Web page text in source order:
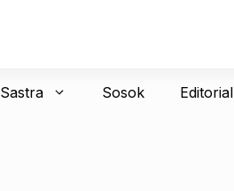
Sastra Sosok Editorial